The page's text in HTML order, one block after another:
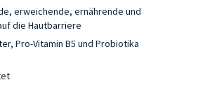
erweichende, ernährende und
die Hautbarriere
Pro-Vitamin B5 und Probiotika